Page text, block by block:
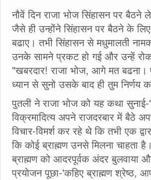
नौवें दिन राजा भोज सिंहासन पर बैठने
जैसे ही उन्होंने सिंहासन पर बैठने के
बढाए। तभी सिंहासन से मधुमालती
उनके सामने प्रकट हो गई और उन्हें
"खबरदार! राजा भोज, आगे मत बढना।
ध्यान से सुनो उसके बाद ही तुम निर्णय
पुतली ने राजा भोज को यह कथा सुनाई-
विक्रमादित्य अपने राजदरबार में बैठे
विचार-विमर्श कर रहे थे कि तभी एक
कि कोई ब्राह्मण उनसे मिलना चाहता
ब्राह्मण को आदरपूर्वक अंदर
प्रयोजन पूछा-'कहिए ब्राह्मण श्रेष्ठ,